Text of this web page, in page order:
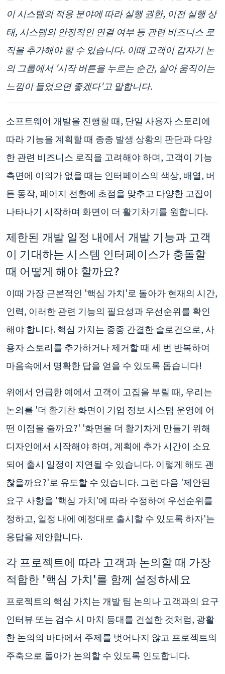
이 시스템의 적용 분야에 따라 실행 권한, 이전 실행 상
태, 시스템의 안정적인 연결 여부 등 관련 비즈니스 로
직을 추가해야 할 수 있습니다. 이때 고객이 갑자기 논
의 그룹에서 '시작 버튼을 누르는 순간, 살아 움직이는
느낌이 들었으면 좋겠다'고 말합니다.
소프트웨어 개발을 진행할 때, 단일 사용자 스토리에
따라 기능을 계획할 때 종종 발생 상황의 판단과 다양
한 관련 비즈니스 로직을 고려해야 하며, 고객이 기능
측면에 이의가 없을 때는 인터페이스의 색상, 배열, 버
튼 동작, 페이지 전환에 초점을 맞추고 다양한 고집이
나타나기 시작하며 화면이 더 활기차기를 원합니다.
제한된 개발 일정 내에서 개발 기능과 고객
이 기대하는 시스템 인터페이스가 충돌할
때 어떻게 해야 할까요?
이때 가장 근본적인 '핵심 가치'로 돌아가 현재의 시간,
인력, 이러한 관련 기능의 필요성과 우선순위를 확인
해야 합니다. 핵심 가치는 종종 간결한 슬로건으로, 사
용자 스토리를 추가하거나 제거할 때 세 번 반복하여
마음속에서 명확한 답을 얻을 수 있도록 돕습니다!
위에서 언급한 예에서 고객이 고집을 부릴 때, 우리는
논의를 '더 활기찬 화면이 기업 정보 시스템 운영에 어
떤 이점을 줄까요?' '화면을 더 활기차게 만들기 위해
디자인에서 시작해야 하며, 계획에 추가 시간이 소요
되어 출시 일정이 지연될 수 있습니다. 이렇게 해도 괜
찮을까요?'로 유도할 수 있습니다. 그런 다음 '제안된
요구 사항을 '핵심 가치'에 따라 수정하여 우선순위를
정하고, 일정 내에 예정대로 출시할 수 있도록 하자'는
응답을 제안합니다.
각 프로젝트에 따라 고객과 논의할 때 가장
적합한 '핵심 가치'를 함께 설정하세요
프로젝트의 핵심 가치는 개발 팀 논의나 고객과의 요구
인터뷰 또는 검수 시 마치 등대를 건설한 것처럼, 광활
한 논의의 바다에서 주제를 벗어나지 않고 프로젝트의
주축으로 돌아가 논의할 수 있도록 인도합니다.